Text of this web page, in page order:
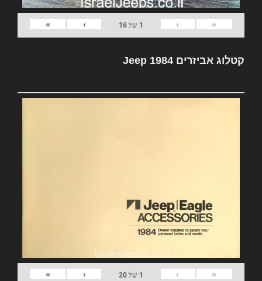
«
‹
1 של16
›
»
קטלוג אביזרים Jeep 1984
«
‹
1 של20
›
»